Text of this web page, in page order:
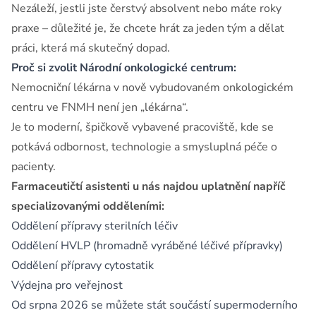
Nezáleží, jestli jste čerstvý absolvent nebo máte roky
praxe – důležité je, že chcete hrát za jeden tým a dělat
práci, která má skutečný dopad.
Proč si zvolit Národní onkologické centrum:
Nemocniční lékárna v nově vybudovaném onkologickém
centru ve FNMH není jen „lékárna“.
Je to moderní, špičkově vybavené pracoviště, kde se
potkává odbornost, technologie a smysluplná péče o
pacienty.
Farmaceutičtí asistenti u nás najdou uplatnění napříč
specializovanými odděleními:
Oddělení přípravy sterilních léčiv
Oddělení HVLP (hromadně vyráběné léčivé přípravky)
Oddělení přípravy cytostatik
Výdejna pro veřejnost
Od srpna 2026 se můžete stát součástí supermoderního